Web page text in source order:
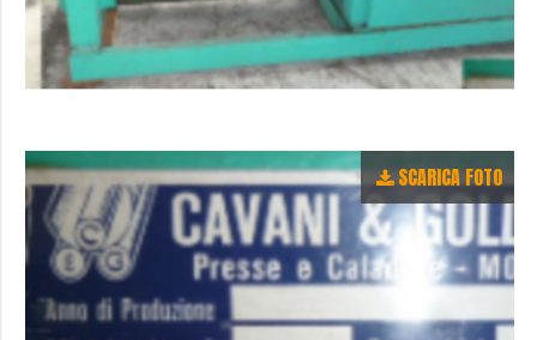
SCARICA FOTO